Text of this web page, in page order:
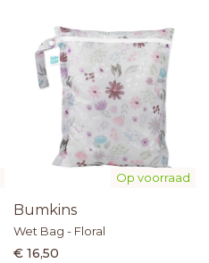
Op voorraad
Bumkins
Wet Bag - Floral
€ 16,50